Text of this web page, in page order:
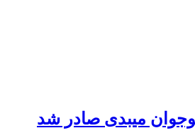
میبدی صادر شد